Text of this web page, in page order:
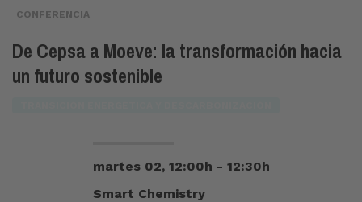
CONFERENCIA
De Cepsa a Moeve: la transformación hacia
un futuro sostenible
martes 02, 12:00h - 12:30h
Smart Chemistry